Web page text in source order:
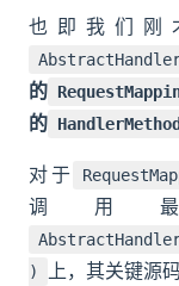
也即我们刚
的
的 HandlerMethod
对于
调用
)
上，其关键源码